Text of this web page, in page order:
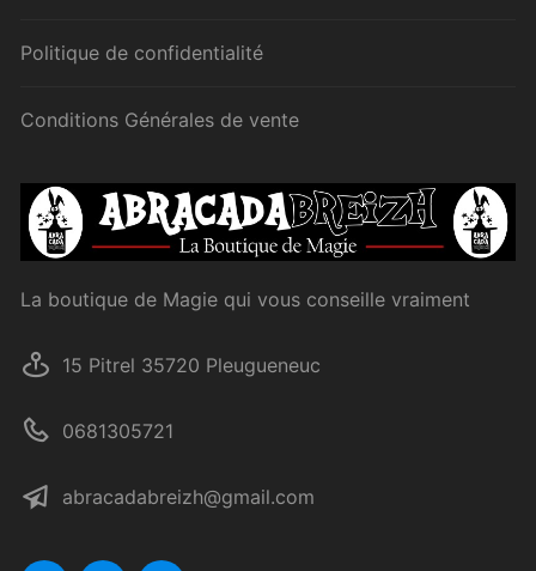
Politique de confidentialité
Conditions Générales de vente
La boutique de Magie qui vous conseille vraiment
15 Pitrel 35720 Pleugueneuc
0681305721
abracadabreizh@gmail.com